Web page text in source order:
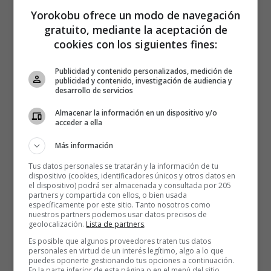
Si bien es cierto que la ‘equipitis’ satisface necesidades
Yorokobu ofrece un modo de navegación
gratuito, mediante la aceptación de
cookies con los siguientes fines:
Publicidad y contenido personalizados, medición de
publicidad y contenido, investigación de audiencia y
desarrollo de servicios
Almacenar la información en un dispositivo y/o
acceder a ella
Más información
Tus datos personales se tratarán y la información de tu
dispositivo (cookies, identificadores únicos y otros datos en
el dispositivo) podrá ser almacenada y consultada por 205
partners y compartida con ellos, o bien usada
específicamente por este sitio. Tanto nosotros como
nuestros partners podemos usar datos precisos de
geolocalización. Lista de partners.
Es posible que algunos proveedores traten tus datos
personales en virtud de un interés legítimo, algo a lo que
puedes oponerte gestionando tus opciones a continuación.